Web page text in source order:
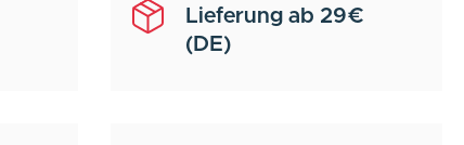
Lieferung ab 29€
(DE)